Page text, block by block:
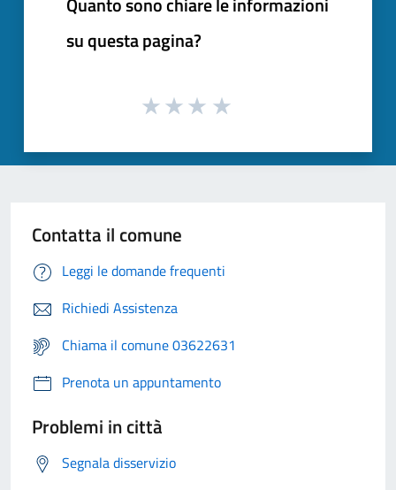
su questa pagina?
Contatta il comune
Leggi le domande frequenti
Richiedi Assistenza
Chiama il comune 03622631
Prenota un appuntamento
Problemi in città
Segnala disservizio